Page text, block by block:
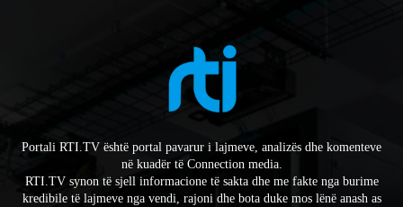
Portali RTI.TV është portal pavarur i lajmeve, analizës dhe komenteve
në kuadër të Connection media.
RTI.TV synon të sjell informacione të sakta dhe me fakte nga burime
kredibile të lajmeve nga vendi, rajoni dhe bota duke mos lënë anash as